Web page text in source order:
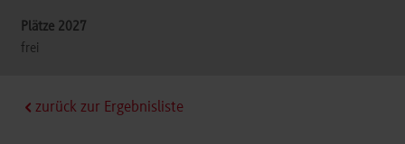
frei
zurück zur Ergebnisliste